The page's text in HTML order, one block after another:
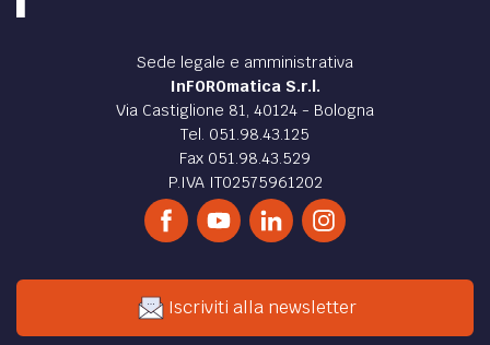
Sede legale e amministrativa
InFOROmatica S.r.l.
Via Castiglione 81, 40124 - Bologna
Tel. 051.98.43.125
Fax 051.98.43.529
P.IVA IT02575961202
Iscriviti alla newsletter